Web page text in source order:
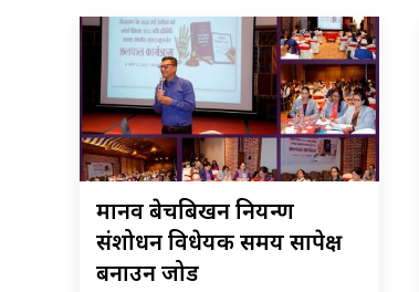
मानव बेचबिखन नियन्त्रण
संशोधन विधेयक समय सापेक्ष
बनाउन जोड